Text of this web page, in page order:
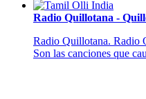
Radio Quillotana -
Radio Quillotana. Radio
Son las canciones que